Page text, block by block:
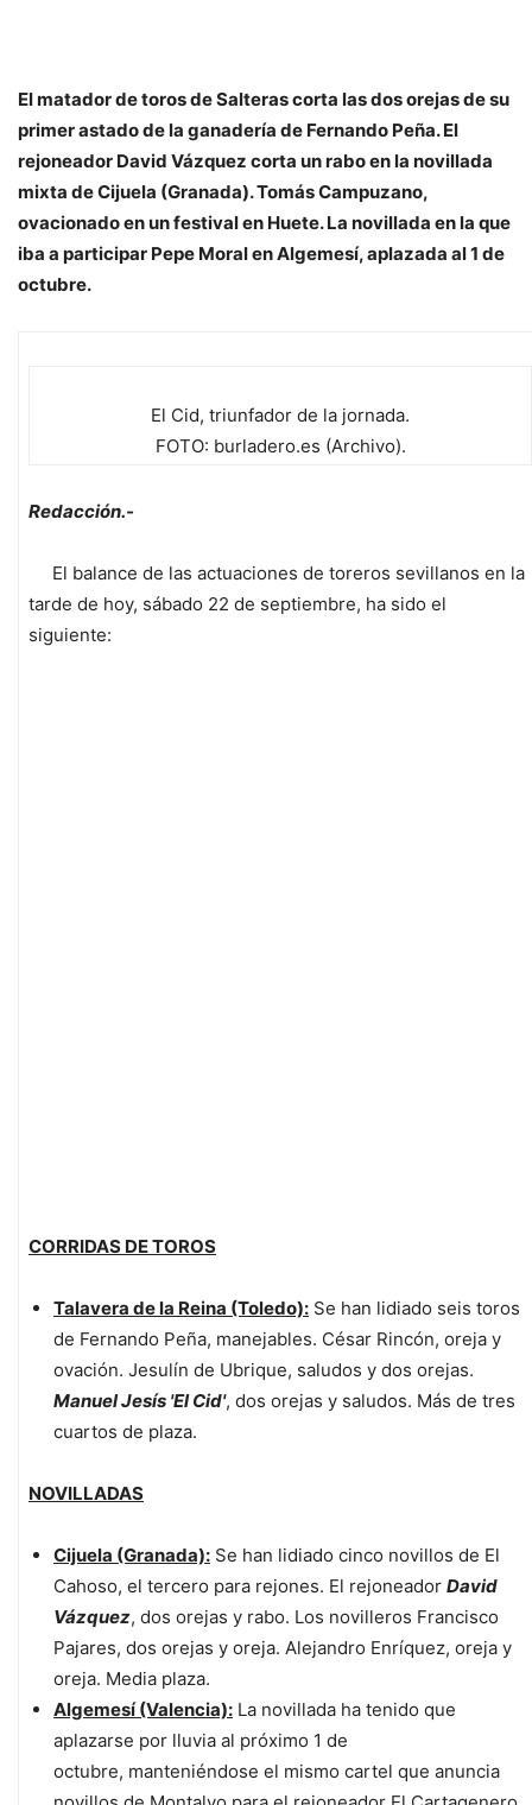
El matador de toros de Salteras corta las dos orejas de su
primer astado de la ganadería de Fernando Peña. El
rejoneador David Vázquez corta un rabo en la novillada
mixta de Cijuela (Granada). Tomás Campuzano,
ovacionado en un festival en Huete. La novillada en la que
iba a participar Pepe Moral en Algemesí, aplazada al 1 de
octubre.
El Cid, triunfador de la jornada.
FOTO: burladero.es (Archivo).
Redacción.-
El balance de las actuaciones de toreros sevillanos en la
tarde de hoy, sábado 22 de septiembre, ha sido el
siguiente:
CORRIDAS DE TOROS
Talavera de la Reina (Toledo): Se han lidiado seis toros
de Fernando Peña, manejables. César Rincón, oreja y
ovación. Jesulín de Ubrique, saludos y dos orejas.
Manuel Jesís 'El Cid', dos orejas y saludos. Más de tres
cuartos de plaza.
NOVILLADAS
Cijuela (Granada): Se han lidiado cinco novillos de El
Cahoso, el tercero para rejones. El rejoneador David
Vázquez, dos orejas y rabo. Los novilleros Francisco
Pajares, dos orejas y oreja. Alejandro Enríquez, oreja y
oreja. Media plaza.
Algemesí (Valencia): La novillada ha tenido que
aplazarse por lluvia al próximo 1 de
octubre, manteniéndose el mismo cartel que anuncia